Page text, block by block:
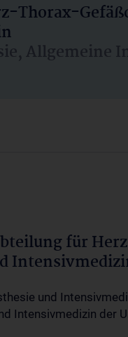
Thorax-
Allgemeine
für
und
Intensivmedizin der